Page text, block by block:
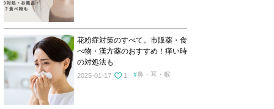
花粉症対策のすべて。市販薬・食
べ物・漢方薬のおすすめ！痒い時
の対処法も
2025-01-17 1 鼻・耳・喉